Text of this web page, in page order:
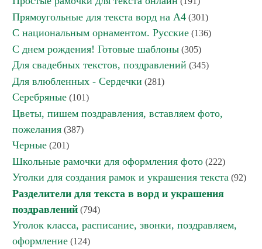
Прямоугольные для текста ворд на А4 (301)
С национальным орнаментом. Русские (136)
С днем рождения! Готовые шаблоны (305)
Для свадебных текстов, поздравлений (345)
Для влюбленных - Сердечки (281)
Серебряные (101)
Цветы, пишем поздравления, вставляем фото,
пожелания (387)
Черные (201)
Школьные рамочки для оформления фото (222)
Уголки для создания рамок и украшения текста (92)
Разделители для текста в ворд и украшения
поздравлений (794)
Уголок класса, расписание, звонки, поздравляем,
оформление (124)